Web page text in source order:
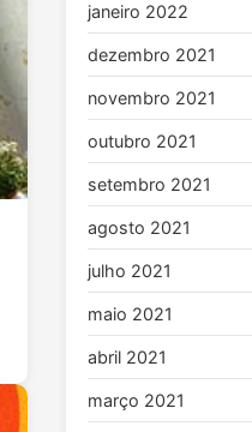
janeiro 2022
dezembro 2021
novembro 2021
outubro 2021
setembro 2021
agosto 2021
julho 2021
maio 2021
abril 2021
março 2021